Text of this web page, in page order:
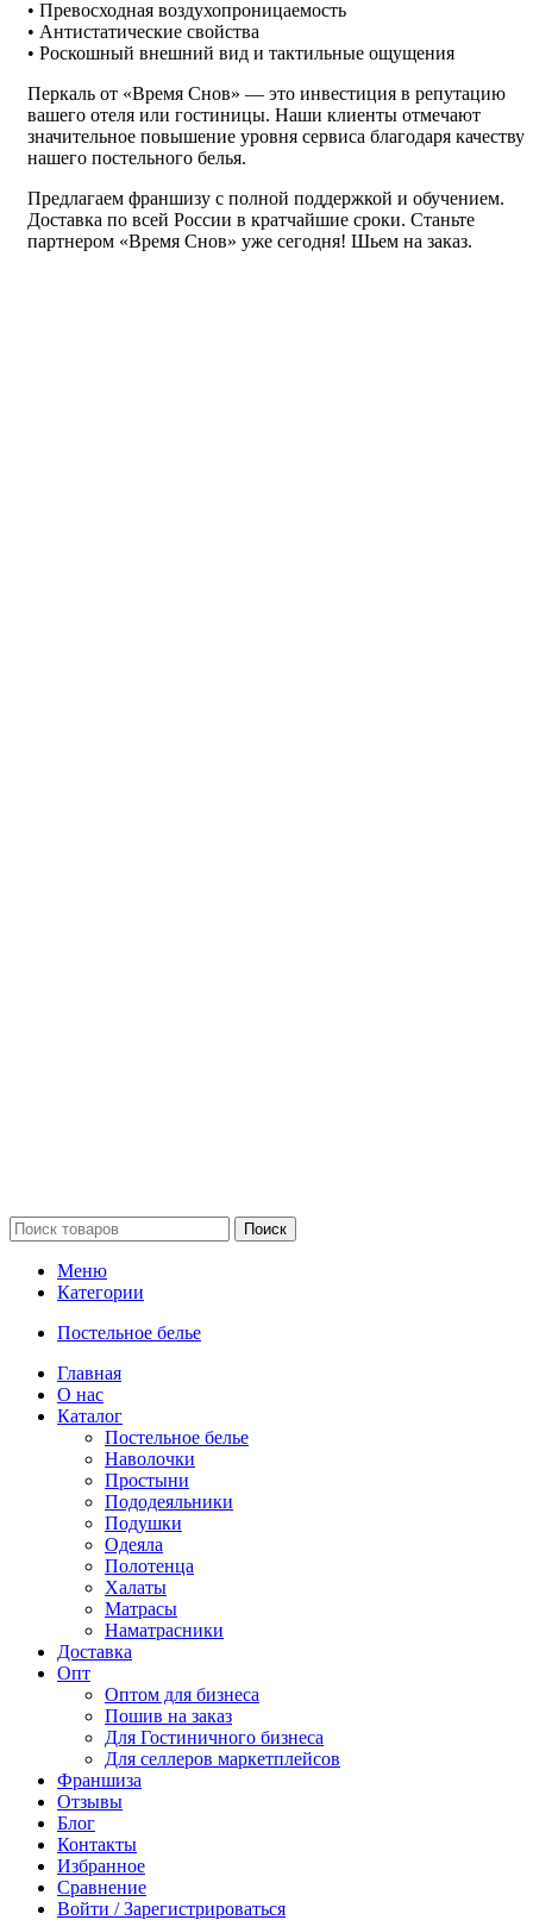
• Превосходная воздухопроницаемость
• Антистатические свойства
• Роскошный внешний вид и тактильные ощущения
Перкаль от «Время Снов» — это инвестиция в репутацию
вашего отеля или гостиницы. Наши клиенты отмечают
значительное повышение уровня сервиса благодаря качеству
нашего постельного белья.
Предлагаем франшизу с полной поддержкой и обучением.
Доставка по всей России в кратчайшие сроки. Станьте
партнером «Время Снов» уже сегодня! Шьем на заказ.
Поиск
Меню
Категории
Постельное белье
Главная
О нас
Каталог
Постельное белье
Наволочки
Простыни
Пододеяльники
Подушки
Одеяла
Полотенца
Халаты
Матрасы
Наматрасники
Доставка
Опт
Оптом для бизнеса
Пошив на заказ
Для Гостиничного бизнеса
Для селлеров маркетплейсов
Франшиза
Отзывы
Блог
Контакты
Избранное
Сравнение
Войти / Зарегистрироваться